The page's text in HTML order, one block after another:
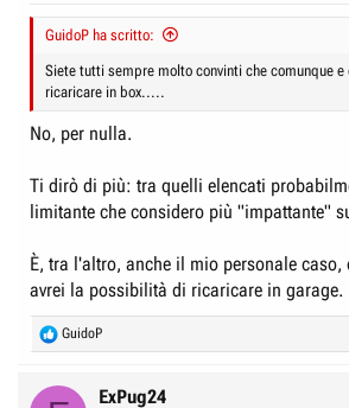
GuidoP ha scritto:
Siete tutti sempre molto convinti che comunque
ricaricare in box.....
No, per nulla.
Ti dirò di più: tra quelli elencati
limitante che considero più "impattante"
È, tra l'altro, anche il mio personale
avrei la possibilità di ricaricare in garage.
R
e
GuidoP
ExPug24